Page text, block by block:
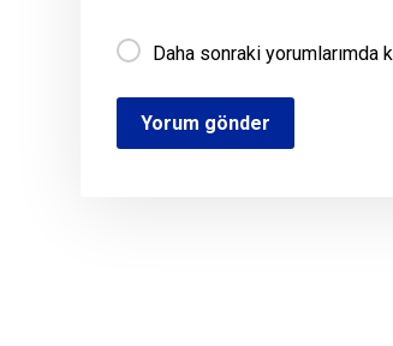
Daha sonraki yorumlarımda